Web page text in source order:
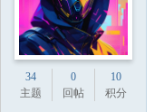
34
主题
0
回帖
10
积分